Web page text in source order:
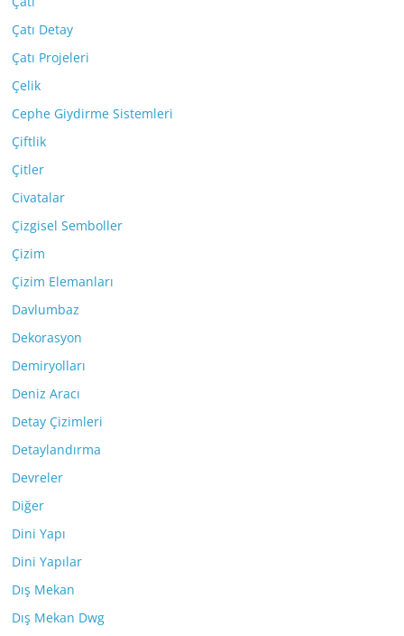
Çatı Detay
Çatı Projeleri
Çelik
Cephe Giydirme Sistemleri
Çiftlik
Çitler
Civatalar
Çizgisel Semboller
Çizim
Çizim Elemanları
Davlumbaz
Dekorasyon
Demiryolları
Deniz Aracı
Detay Çizimleri
Detaylandırma
Devreler
Diğer
Dini Yapı
Dini Yapılar
Dış Mekan
Dış Mekan Dwg